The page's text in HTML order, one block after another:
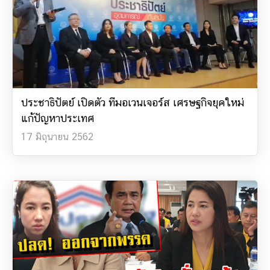
ประชาธิปัตย์ เปิดตัว ทีมอเวนเจอร์ส เศรษฐกิจยุคใหม่
แก้ปัญหาประเทศ
17 มิถุนายน 2562